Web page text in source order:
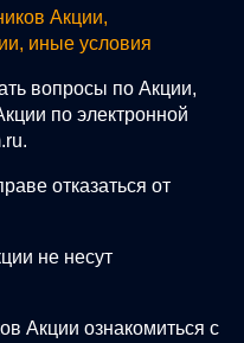
Акции,
иные условия
вопросы по Акции,
по электронной
.
отказаться от
не несут
Акции ознакомиться с